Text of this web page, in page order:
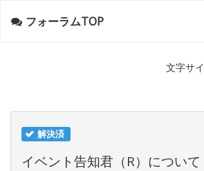
フォーラムTOP
文字サ
解決済
イベント告知君（R）について